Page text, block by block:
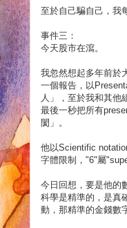
至於自己騙自己，我
事件三：
今天股市在瀉。
我忽然想起多年前於
一個報告，以
人」，至於我和其他
最後一秒把所有
閡」。
他以Scientific
字體限制，"6"屬
今日回想，要是他的
科學是精準的，是真
動，那精準的金錢數